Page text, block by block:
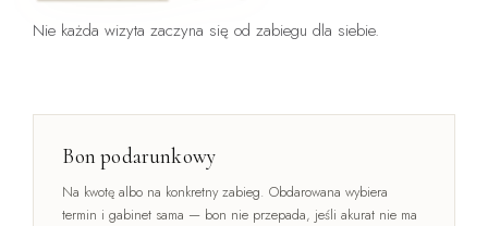
Nie każda wizyta zaczyna się od zabiegu dla siebie.
Bon podarunkowy
Na kwotę albo na konkretny zabieg. Obdarowana wybiera
termin i gabinet sama — bon nie przepada, jeśli akurat nie ma